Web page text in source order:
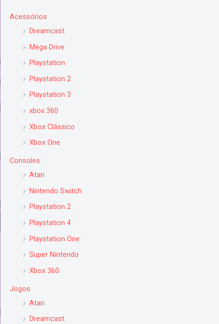
Acessórios
Dreamcast
Mega Drive
Playstation
Playstation 2
Playstation 3
xbox 360
Xbox Clássico
Xbox One
Consoles
Atari
Nintendo Switch
Playstation 2
Playstation 4
Playstation One
Super Nintendo
Xbox 360
Jogos
Atari
Dreamcast